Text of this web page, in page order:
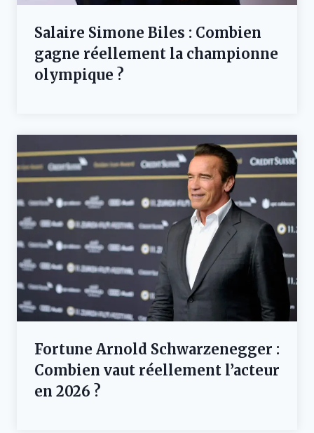
Salaire Simone Biles : Combien
gagne réellement la championne
olympique ?
Fortune Arnold Schwarzenegger :
Combien vaut réellement l’acteur
en 2026 ?